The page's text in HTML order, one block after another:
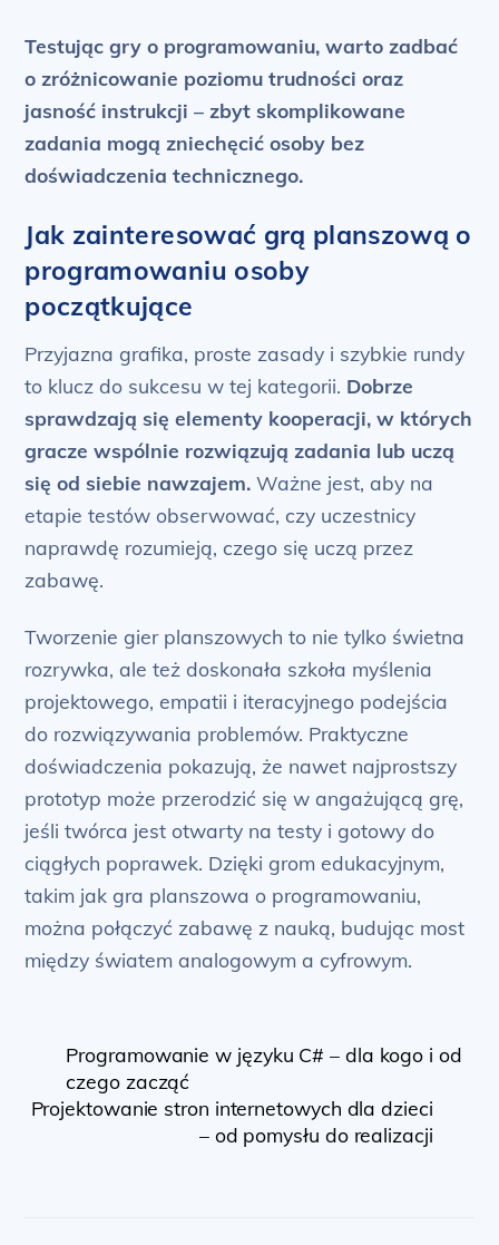
Testując gry o programowaniu, warto zadbać
o zróżnicowanie poziomu trudności oraz
jasność instrukcji – zbyt skomplikowane
zadania mogą zniechęcić osoby bez
doświadczenia technicznego.
Jak zainteresować grą planszową o
programowaniu osoby
początkujące
Przyjazna grafika, proste zasady i szybkie rundy
to klucz do sukcesu w tej kategorii. Dobrze
sprawdzają się elementy kooperacji, w których
gracze wspólnie rozwiązują zadania lub uczą
się od siebie nawzajem. Ważne jest, aby na
etapie testów obserwować, czy uczestnicy
naprawdę rozumieją, czego się uczą przez
zabawę.
Tworzenie gier planszowych to nie tylko świetna
rozrywka, ale też doskonała szkoła myślenia
projektowego, empatii i iteracyjnego podejścia
do rozwiązywania problemów. Praktyczne
doświadczenia pokazują, że nawet najprostszy
prototyp może przerodzić się w angażującą grę,
jeśli twórca jest otwarty na testy i gotowy do
ciągłych poprawek. Dzięki grom edukacyjnym,
takim jak gra planszowa o programowaniu,
można połączyć zabawę z nauką, budując most
między światem analogowym a cyfrowym.
Programowanie w języku C# – dla kogo i od
czego zacząć
Projektowanie stron internetowych dla dzieci
– od pomysłu do realizacji